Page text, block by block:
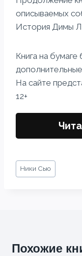
описываемых
История Димы
Книга на
На сайте
12+
Метки
записи:
Ники Сью
Похожие